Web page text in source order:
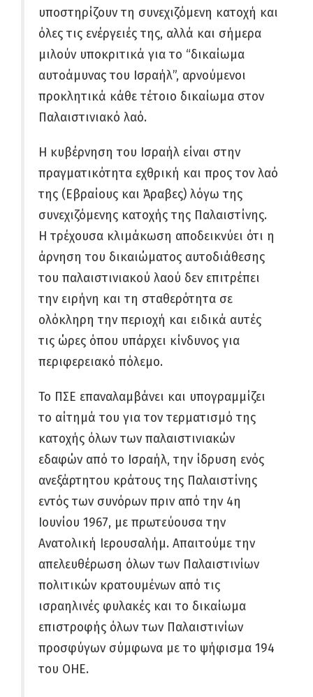
υποστηρίζουν τη συνεχιζόμενη κατοχή και
όλες τις ενέργειές της, αλλά και σήμερα
μιλούν υποκριτικά για το “δικαίωμα
αυτοάμυνας του Ισραήλ”, αρνούμενοι
προκλητικά κάθε τέτοιο δικαίωμα στον
Παλαιστινιακό λαό.
Η κυβέρνηση του Ισραήλ είναι στην
πραγματικότητα εχθρική και προς τον λαό
της (Εβραίους και Άραβες) λόγω της
συνεχιζόμενης κατοχής της Παλαιστίνης.
Η τρέχουσα κλιμάκωση αποδεικνύει ότι η
άρνηση του δικαιώματος αυτοδιάθεσης
του παλαιστινιακού λαού δεν επιτρέπει
την ειρήνη και τη σταθερότητα σε
ολόκληρη την περιοχή και ειδικά αυτές
τις ώρες όπου υπάρχει κίνδυνος για
περιφερειακό πόλεμο.
Το ΠΣΕ επαναλαμβάνει και υπογραμμίζει
το αίτημά του για τον τερματισμό της
κατοχής όλων των παλαιστινιακών
εδαφών από το Ισραήλ, την ίδρυση ενός
ανεξάρτητου κράτους της Παλαιστίνης
εντός των συνόρων πριν από την 4η
Ιουνίου 1967, με πρωτεύουσα την
Ανατολική Ιερουσαλήμ. Απαιτούμε την
απελευθέρωση όλων των Παλαιστινίων
πολιτικών κρατουμένων από τις
ισραηλινές φυλακές και το δικαίωμα
επιστροφής όλων των Παλαιστινίων
προσφύγων σύμφωνα με το ψήφισμα 194
του ΟΗΕ.